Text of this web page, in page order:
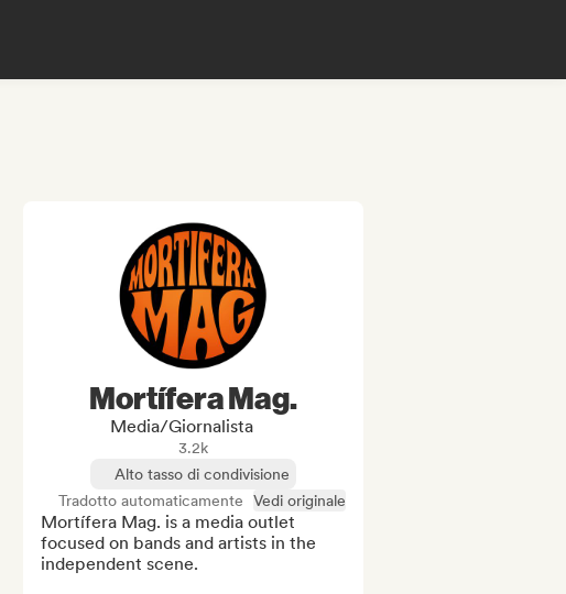
Mortífera Mag.
Media/Giornalista
3.2k
Alto tasso di condivisione
Tradotto automaticamente
Vedi originale
Mortífera Mag. is a media outlet
focused on bands and artists in the
independent scene.